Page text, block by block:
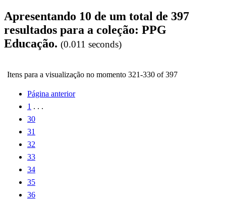
Apresentando 10 de um total de 397
resultados para a coleção: PPG
Educação. (0.011 seconds)
Itens para a visualização no momento 321-330 of 397
Página anterior
1 . . .
30
31
32
33
34
35
36